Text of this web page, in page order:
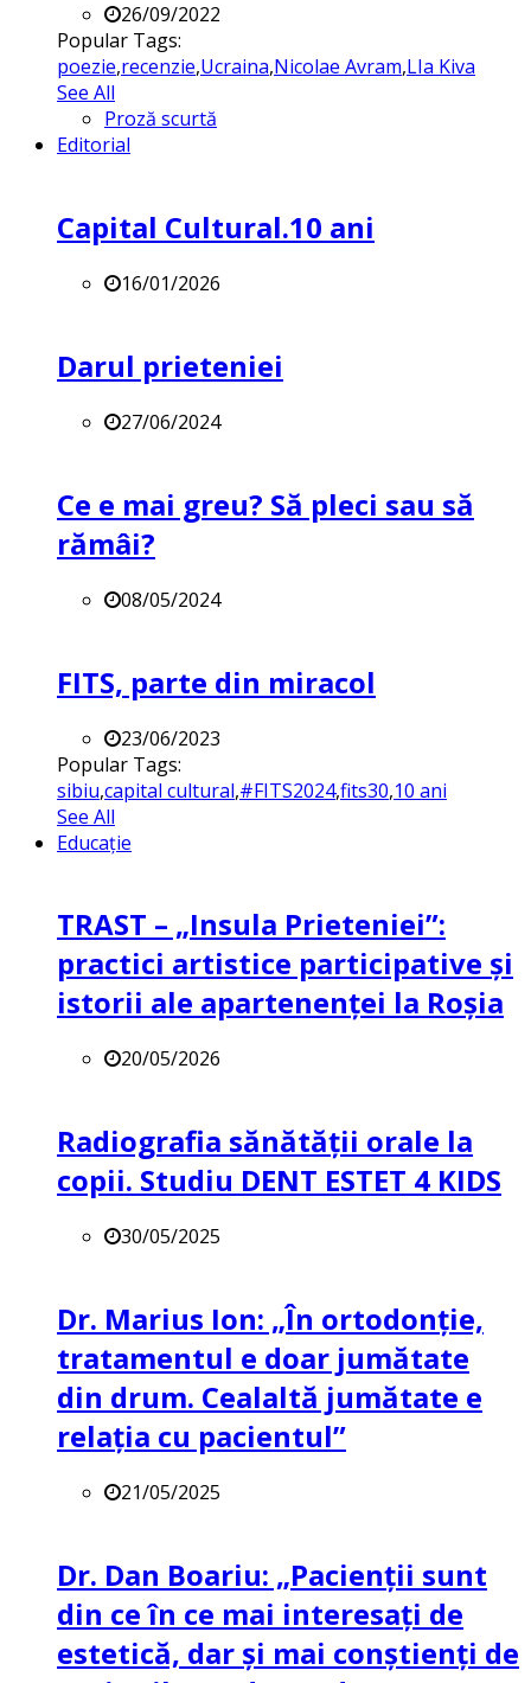
26/09/2022
Popular Tags:
poezie,recenzie,Ucraina,Nicolae Avram,LIa Kiva
See All
Proză scurtă
Editorial
Capital Cultural.10 ani
16/01/2026
Darul prieteniei
27/06/2024
Ce e mai greu? Să pleci sau să
rămâi?
08/05/2024
FITS, parte din miracol
23/06/2023
Popular Tags:
sibiu,capital cultural,#FITS2024,fits30,10 ani
See All
Educație
TRAST – „Insula Prieteniei”:
practici artistice participative și
istorii ale apartenenței la Roșia
20/05/2026
Radiografia sănătății orale la
copii. Studiu DENT ESTET 4 KIDS
30/05/2025
Dr. Marius Ion: „În ortodonție,
tratamentul e doar jumătate
din drum. Cealaltă jumătate e
relația cu pacientul”
21/05/2025
Dr. Dan Boariu: „Pacienții sunt
din ce în ce mai interesați de
estetică, dar și mai conștienți de